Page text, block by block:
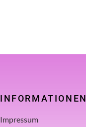
INFORMATIONEN
Impressum